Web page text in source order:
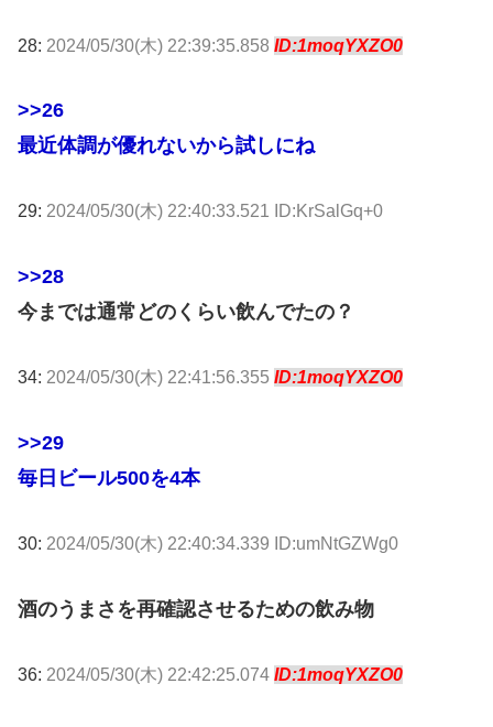
28: 2024/05/30(木) 22:39:35.858 ID:1moqYXZO0
>>26
最近体調が優れないから試しにね
29: 2024/05/30(木) 22:40:33.521 ID:KrSalGq+0
>>28
今までは通常どのくらい飲んでたの？
34: 2024/05/30(木) 22:41:56.355 ID:1moqYXZO0
>>29
毎日ビール500を4本
30: 2024/05/30(木) 22:40:34.339 ID:umNtGZWg0
酒のうまさを再確認させるための飲み物
36: 2024/05/30(木) 22:42:25.074 ID:1moqYXZO0